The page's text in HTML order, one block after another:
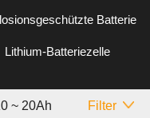
Batterie
Lithium-Batteriezelle
~ 20Ah Filter